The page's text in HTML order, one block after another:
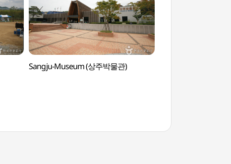
Sangju-Museum (상주박물관)